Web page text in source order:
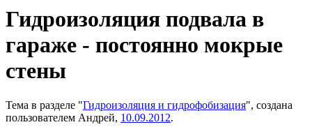
Гидроизоляция подвала в
гараже - постоянно мокрые
стены
Тема в разделе "Гидроизоляция и гидрофобизация", создана
пользователем Андрей, 10.09.2012.